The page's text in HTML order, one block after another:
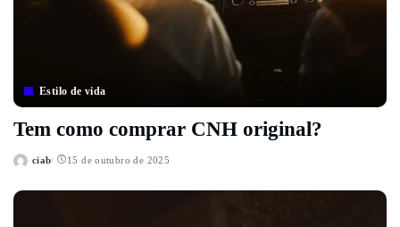
Estilo de vida
Tem como comprar CNH original?
Posted
ciab 15 de outubro de 2025